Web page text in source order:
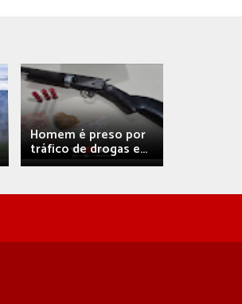
Homem é preso por
tráfico de drogas e...